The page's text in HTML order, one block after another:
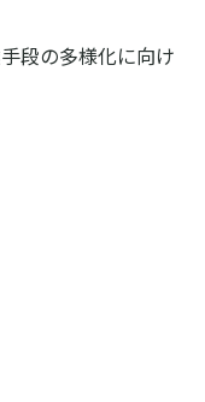
段の多様化に向け